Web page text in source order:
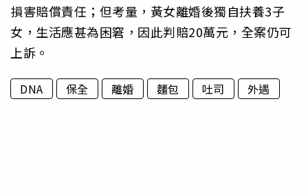
損害賠償責任；但考量，黃女離婚後獨自扶養3子
女，生活應甚為困窘，因此判賠20萬元，全案仍可
上訴。
DNA 保全 離婚 麵包 吐司 外遇